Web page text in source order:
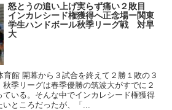
怒とうの追い上げ実らず痛い２敗目
インカレシード権獲得へ正念場ー関東
学生ハンドボール秋季リーグ戦 対早
大
館 開幕から３試合を終えて２勝１敗の３
季リーグは春季優勝の筑波大がすでに２
いる。そんな中でインカレシード権獲得
ところだったが、「...